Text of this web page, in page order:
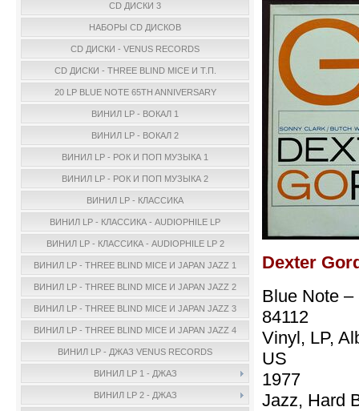
CD ДИСКИ 3
НАБОРЫ CD ДИСКОВ
CD ДИСКИ - VENUS RECORDS
CD ДИСКИ - THREE BLIND MICE И Т.П.
20 LP BLUE NOTE 65TH ANNIVERSARY
ВИНИЛ LP - ВОКАЛ 1
ВИНИЛ LP - ВОКАЛ 2
ВИНИЛ LP - РОК И ПОП МУЗЫКА 1
ВИНИЛ LP - РОК И ПОП МУЗЫКА 2
ВИНИЛ LP - КЛАССИКА
ВИНИЛ LP - КЛАССИКА - AUDIOPHILE LP
ВИНИЛ LP - КЛАССИКА - AUDIOPHILE LP 2
ВИНИЛ LP - THREE BLIND MICE И JAPAN JAZZ 1
ВИНИЛ LP - THREE BLIND MICE И JAPAN JAZZ 2
ВИНИЛ LP - THREE BLIND MICE И JAPAN JAZZ 3
ВИНИЛ LP - THREE BLIND MICE И JAPAN JAZZ 4
ВИНИЛ LP - ДЖАЗ VENUS RECORDS
ВИНИЛ LP 1 - ДЖАЗ
ВИНИЛ LP 2 - ДЖАЗ
Dexter
Blue Note –
84112
Vinyl, LP,
US
1977
Jazz, Hard